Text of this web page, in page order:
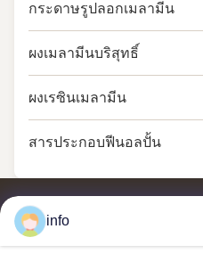
กระดาษรูปลอกเมลามีน
ผงเมลามีนบริสุทธิ์
ผงเรซินเมลามีน
สารประกอบฟีนอลปั้น
info